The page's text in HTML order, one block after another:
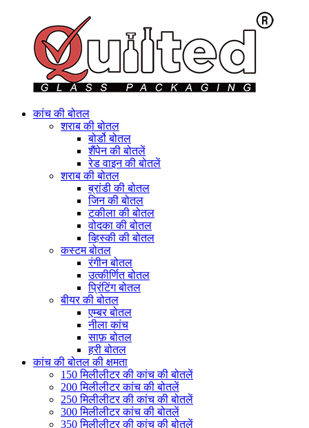
कांच की बोतल
शराब की बोतल
बोर्डो बोतल
शैंपेन की बोतलें
रेड वाइन की बोतलें
शराब की बोतल
ब्रांडी की बोतल
जिन की बोतल
टकीला की बोतल
वोदका की बोतल
व्हिस्की की बोतल
कस्टम बोतल
रंगीन बोतल
उत्कीर्णित बोतल
प्रिंटिंग बोतल
बीयर की बोतल
एम्बर बोतल
नीला कांच
साफ़ बोतल
हरी बोतल
कांच की बोतल की क्षमता
150 मिलीलीटर की कांच की बोतलें
200 मिलीलीटर कांच की बोतलें
250 मिलीलीटर की कांच की बोतलें
300 मिलीलीटर कांच की बोतलें
350 मिलीलीटर की कांच की बोतलें